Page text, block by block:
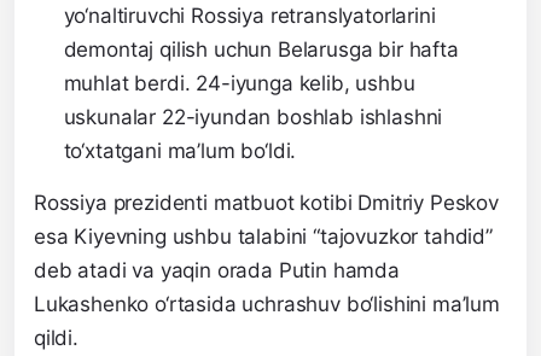
yo‘naltiruvchi Rossiya retranslyatorlarini
demontaj qilish uchun Belarusga bir hafta
muhlat berdi. 24-iyunga kelib, ushbu
uskunalar 22-iyundan boshlab ishlashni
to‘xtatgani ma’lum bo‘ldi.
Rossiya prezidenti matbuot kotibi Dmitriy Peskov
esa Kiyevning ushbu talabini “tajovuzkor tahdid”
deb atadi va yaqin orada Putin hamda
Lukashenko o‘rtasida uchrashuv bo‘lishini ma’lum
qildi.